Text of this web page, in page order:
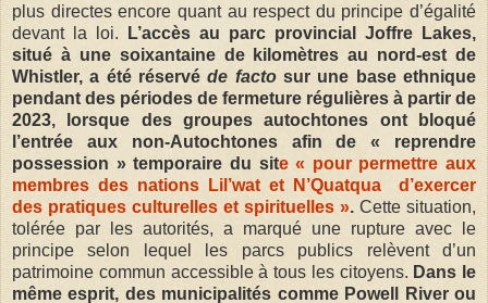
plus directes encore quant au respect du principe d’égalité
devant la loi.
L’accès au parc provincial Joffre Lakes,
situé à une soixantaine de kilomètres au nord-est de
Whistler, a été réservéde factosur une base ethnique
pendant des périodes de fermeture régulières à partir de
2023, lorsque des groupes autochtones ont bloqué
l’entrée aux non-Autochtones afin de « reprendre
possession » temporaire du site « pour permettre aux
membres des nations Lil’wat et N’Quatqua d’exercer
des pratiques culturelles et spirituelles ». Cette situation,
tolérée par les autorités, a marqué une rupture avec le
principe selon lequel les parcs publics relèvent d’un
patrimoine commun accessible à tous les citoyens. Dans le
même esprit, des municipalités comme Powell River ou